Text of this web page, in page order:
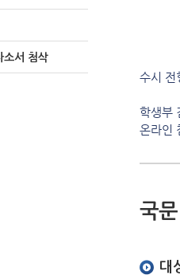
소서 첨삭
수시 전
학생부
온라인
국
대